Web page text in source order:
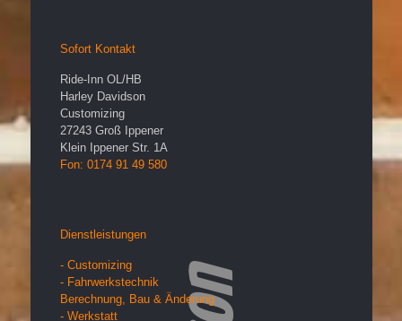
Sofort Kontakt
Ride-Inn OL/HB
Harley Davidson
Customizing
27243 Groß Ippener
Klein Ippener Str. 1A
Fon: 0174 91 49 580
Dienstleistungen
- Customizing
- Fahrwerkstechnik
Berechnung, Bau & Änderung
- Werkstatt